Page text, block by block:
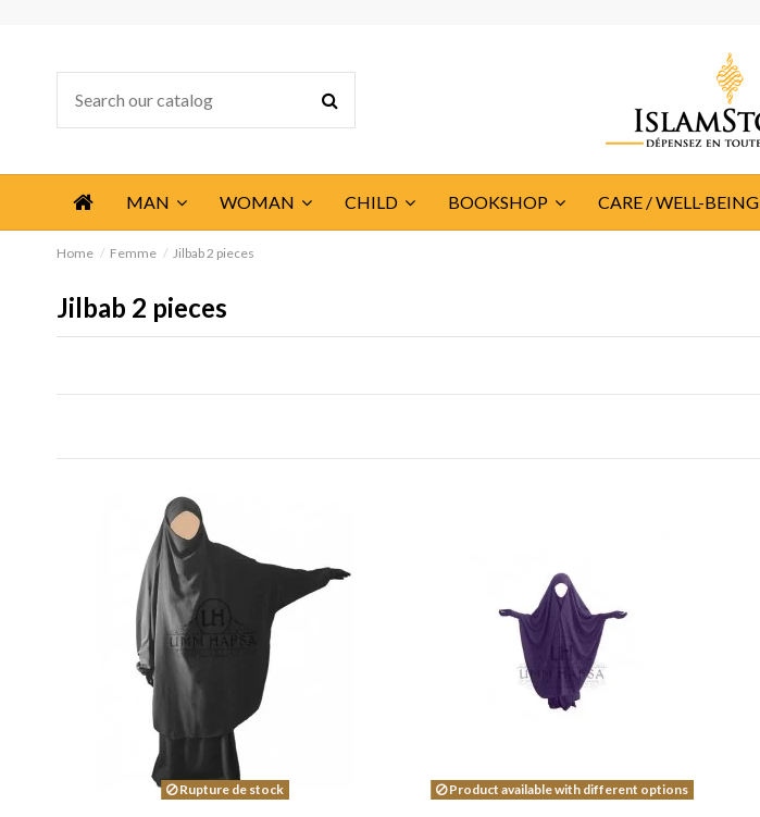
MAN WOMAN CHILD BOOKSHOP CARE / WELL-BEING
Home Femme Jilbab 2 pieces
Jilbab 2 pieces
Rupture de stock Product available with different options